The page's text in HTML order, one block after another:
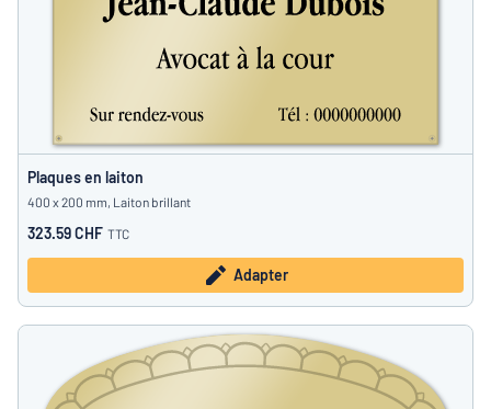
Plaques en laiton
400 x 200 mm, Laiton brillant
323.59 CHF TTC
Adapter